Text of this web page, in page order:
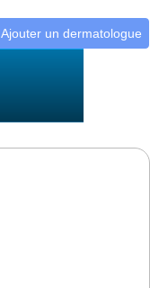
Ajouter un dermatologue